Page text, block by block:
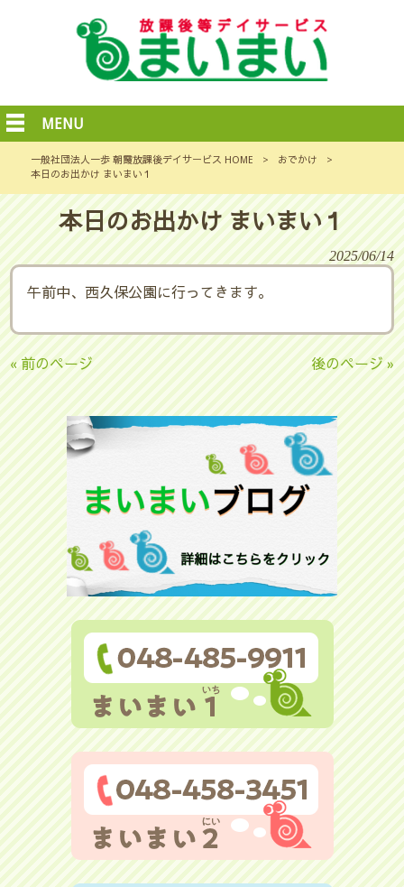
MENU
一般社団法人一歩 朝霞放課後デイサービス HOME > おでかけ
>
本日のお出かけ まいまい１
本日のお出かけ まいまい１
2025/06/14
午前中、西久保公園に行ってきます。
« 前のページ 後のページ »